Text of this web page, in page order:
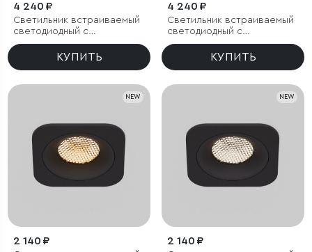
4 240 ₽
Светильник встраиваемый
светодиодный с
антибликовой решеткой
Tetro 20W 3000K белый
КУПИТЬ
4 240 ₽
Светильник встраиваемый
светодиодный с
антибликовой решеткой
Tetro 20W 4000K белый
КУПИТЬ
NEW
2 140 ₽
NEW
2 140 ₽